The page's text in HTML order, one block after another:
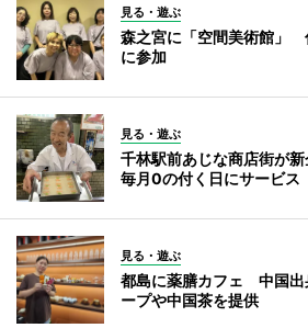
見る・遊ぶ
森之宮に「空間美術館」
に参加
見る・遊ぶ
千林駅前あじな商店街が
毎月0の付く日にサービス
見る・遊ぶ
都島に薬膳カフェ 中国出
ープや中国茶を提供